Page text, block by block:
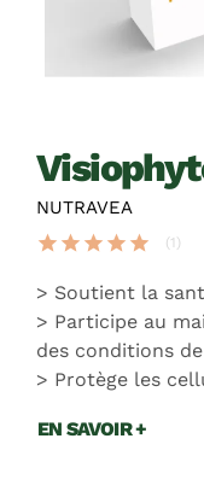
NUTRAVEA
star star star star star (1)
Soutient la
Participe au
des conditions
Protège les
EN SAVOIR +